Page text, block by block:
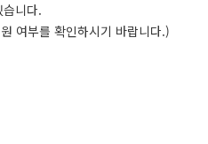
니다.
여부를 확인하시기 바랍니다.)